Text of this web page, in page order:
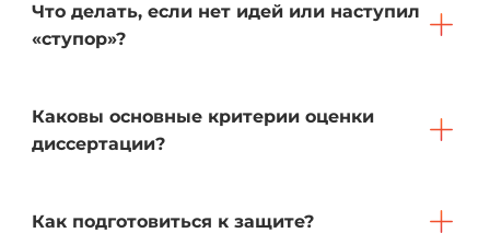
Что делать, если нет идей или наступил
«ступор»?
Каковы основные критерии оценки
диссертации?
Как подготовиться к защите?